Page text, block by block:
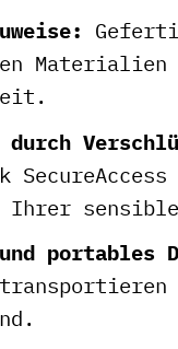
Ihrer
und portables